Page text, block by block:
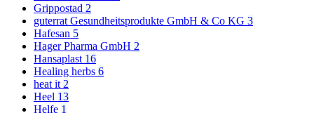
Grippostad 2
guterrat Gesundheitsprodukte GmbH & Co KG 3
Hafesan 5
Hager Pharma GmbH 2
Hansaplast 16
Healing herbs 6
heat it 2
Heel 13
Helfe 1